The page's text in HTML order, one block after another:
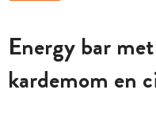
Energy bar
kardemom en